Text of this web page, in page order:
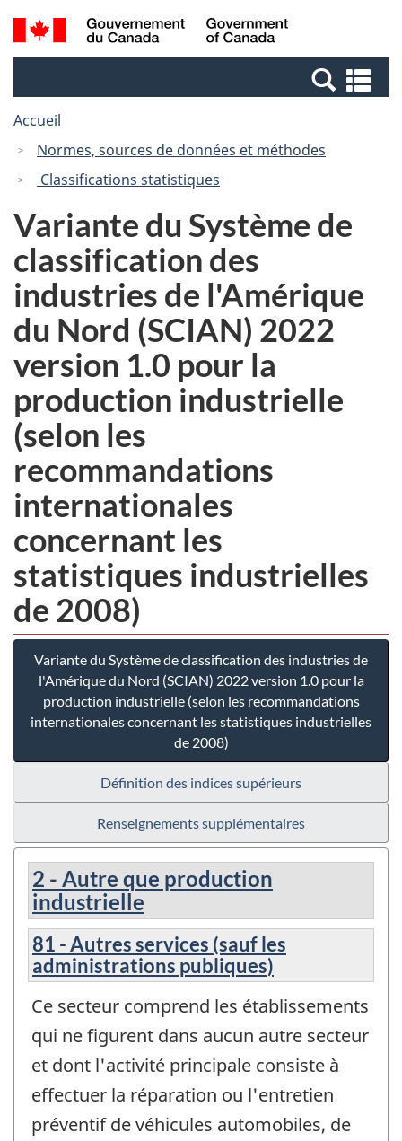
Passer
au
Passer
à
Canada
Recherche
et
et
Accueil
Normes, sources de données et méthodes
Classifications statistiques
Variante du Système de
classification des
industries de l'Amérique
du Nord (SCIAN) 2022
version 1.0 pour la
production industrielle
(selon les
recommandations
internationales
concernant les
statistiques industrielles
de 2008)
Variante du Système de classification des industries de
l'Amérique du Nord (SCIAN) 2022 version 1.0 pour la
production industrielle (selon les recommandations
internationales concernant les statistiques industrielles
de 2008)
Définition des indices supérieurs
Renseignements supplémentaires
2 - Autre que production
industrielle
81 - Autres services (sauf les
administrations publiques)
Ce secteur comprend les établissements
qui ne figurent dans aucun autre secteur
et dont l'activité principale consiste à
effectuer la réparation ou l'entretien
préventif de véhicules automobiles, de